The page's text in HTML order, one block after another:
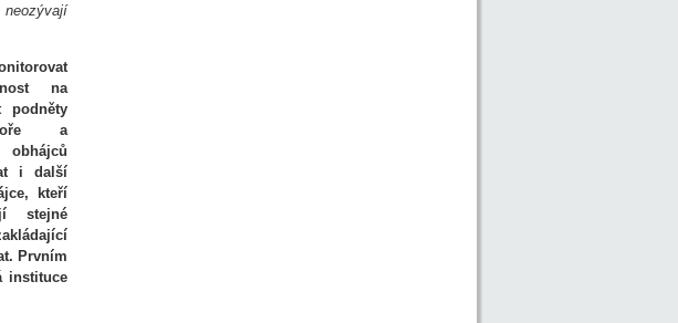
na
podněty
a
i další
kteří
stejné
Prvním
instituce